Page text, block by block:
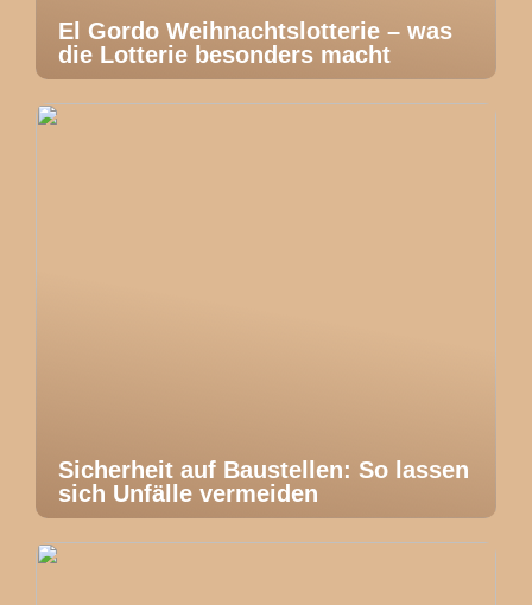
El Gordo Weihnachtslotterie – was
die Lotterie besonders macht
Sicherheit auf Baustellen: So lassen
sich Unfälle vermeiden